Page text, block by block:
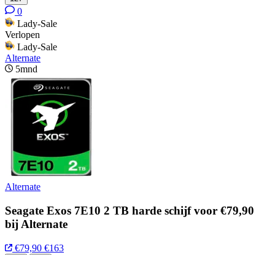
0
Lady-Sale
Verlopen
Lady-Sale
Alternate
5mnd
Alternate
Seagate Exos 7E10 2 TB harde schijf voor €79,90
bij Alternate
€79,90 €163